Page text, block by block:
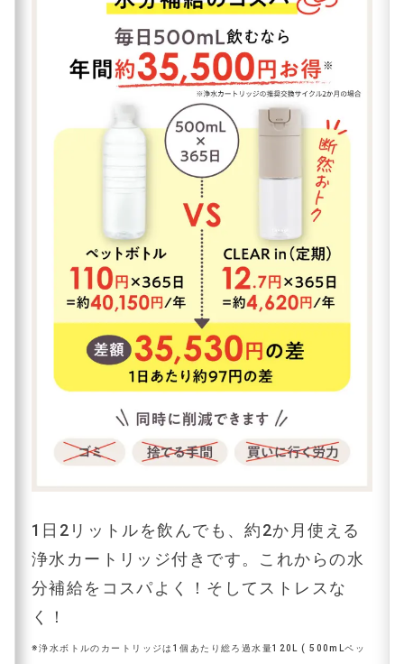
1日2リットルを飲んでも、約2か月使える
浄水カートリッジ付きです。これからの水
分補給をコスパよく！そしてストレスな
く！
※浄水ボトルのカートリッジは1個あたり総ろ過水量120L ( 500mLペッ